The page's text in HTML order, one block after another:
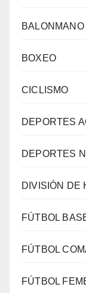
BALONMANO
BOXEO
CICLISMO
DEPORTES
DEPORTES
DIVISIÓN DE
FÚTBOL
FÚTBOL
FÚTBOL